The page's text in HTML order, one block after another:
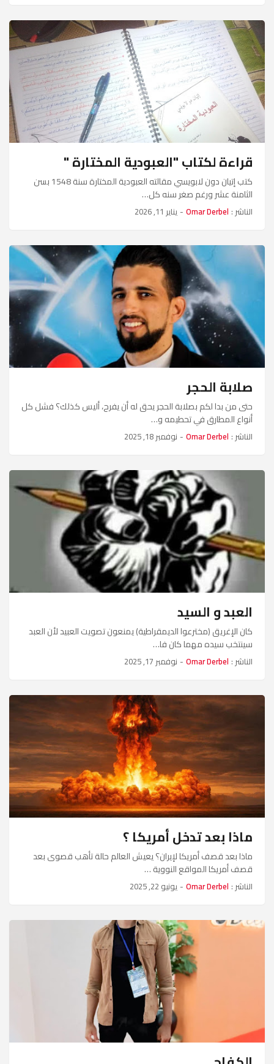
قراءة لكتاب "العبودية المختارة "
كتب إتيان دون لابويسي مقالته العبودية المختارة سنة 1548 بسن
الثامنة عشر ورغم صغر سنه كل…
الناشر : Omar Derbel
- يناير 11, 2026
صلابة الحجر
حتى من بدا لكم بصلابة الحجر يحق له أن يفرح، أليس كذلك؟ فشل كل
أنواع المطارق في تحطيمه و…
الناشر : Omar Derbel
- نوفمبر 18, 2025
العبد و السيد
كان الإغريق (مخترعوا الديمقراطية) يمنعون تصويت العبيد لأن العبد
سينتخب سيده مهما كان فا…
الناشر : Omar Derbel
- نوفمبر 17, 2025
ماذا بعد تدخل أمريكا ؟
ماذا بعد قصف أمريكا لإيران؟ يعيش العالم حالة تأهب قصوى بعد
قصف أمريكا المواقع النووية …
الناشر : Omar Derbel
- يونيو 22, 2025